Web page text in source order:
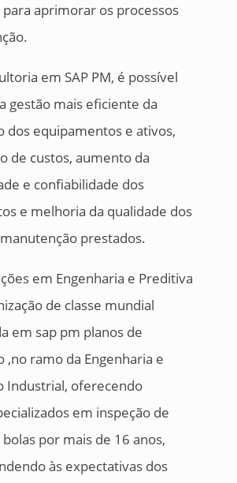
para aprimorar os processos
em SAP PM, é possível
gestão mais eficiente da
dos equipamentos e ativos,
de custos, aumento da
e confiabilidade dos
e melhoria da qualidade dos
prestados.
em Engenharia e Preditiva
de classe mundial
em sap pm planos de
,no ramo da Engenharia e
Industrial, oferecendo
em inspeção de
por mais de 16 anos,
às expectativas dos